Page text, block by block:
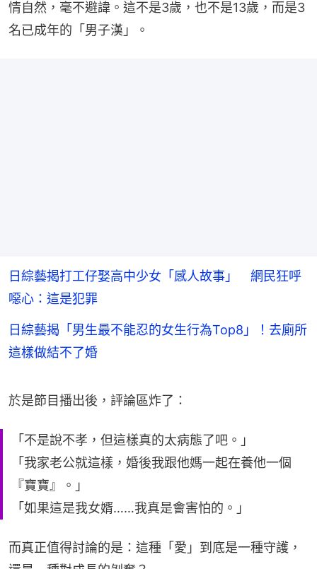
情自然，毫不避諱。這不是3歲，也不是13歲，而是3
名已成年的「男子漢」。
日綜藝揭打工仔娶高中少女「感人故事」 網民狂呼
噁心：這是犯罪
日綜藝揭「男生最不能忍的女生行為Top8」！去廁所
這樣做結不了婚
於是節目播出後，評論區炸了：
「不是說不孝，但這樣真的太病態了吧。」
「我家老公就這樣，婚後我跟他媽一起在養他一個
『寶寶』。」
「如果這是我女婿……我真是會害怕的。」
而真正值得討論的是：這種「愛」到底是一種守護，